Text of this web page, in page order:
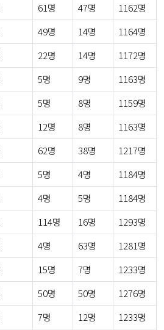
61명 47명
1162명
49명 14명
1164명
22명 14명
1172명
5명 9명
1163명
5명 8명
1159명
12명 8명
1163명
62명 38명
1217명
5명 4명
1184명
4명 5명
1184명
114명 16명
1293명
4명 63명
1281명
15명 7명
1233명
50명 50명
1276명
7명 12명
1233명